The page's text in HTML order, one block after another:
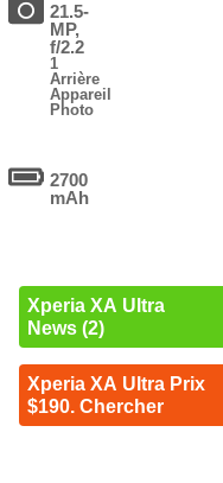
21.5-
MP,
f/2.2
1
Arrière
Appareil
Photo
2700
mAh
Xperia XA Ultra
News (2)
Xperia XA Ultra Prix
$190. Chercher